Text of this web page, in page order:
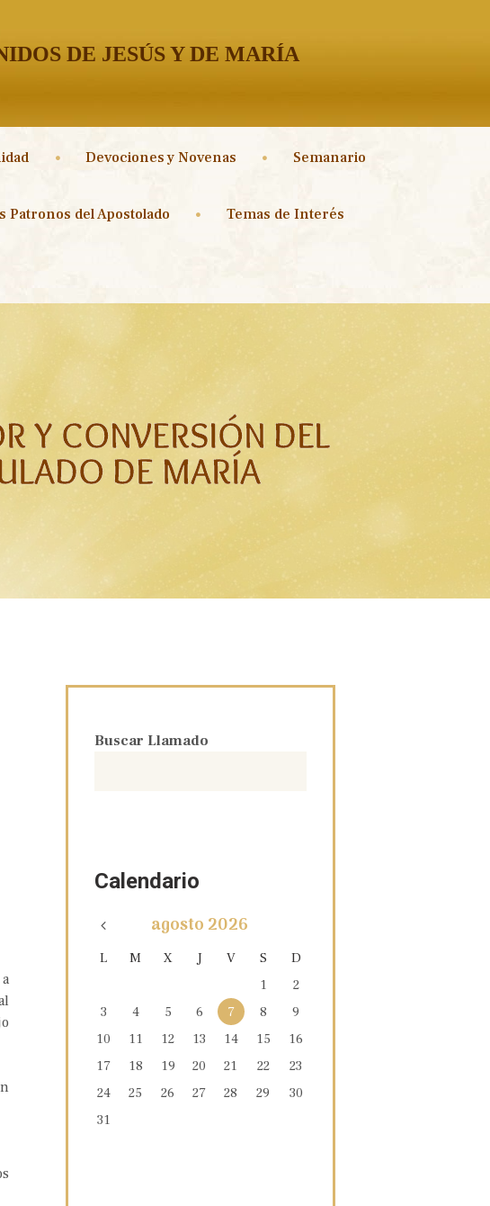
DE JESÚS Y DE MARÍA
Devociones y Novenas Semanario
Patronos del Apostolado Temas de Interés
Y CONVERSIÓN DEL
DE MARÍA
Buscar Llamado
Calendario
agosto 2026
L M X J V S
D
1
2
3
4 5 6 7 8
9
10
11 12 13 14 15
16
17
18 19 20 21 22
23
24
25 26 27 28 29
30
31